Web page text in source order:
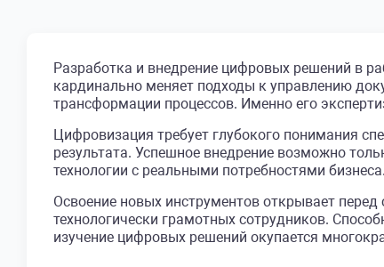
Разработка и внедрение цифровых решений в
кардинально меняет подходы к управлению
трансформации процессов. Именно его
Цифровизация требует глубокого понимания
результата. Успешное внедрение возможно
технологии с реальными потребностями бизнеса.
Освоение новых инструментов открывает
технологически грамотных сотрудников.
изучение цифровых решений окупается